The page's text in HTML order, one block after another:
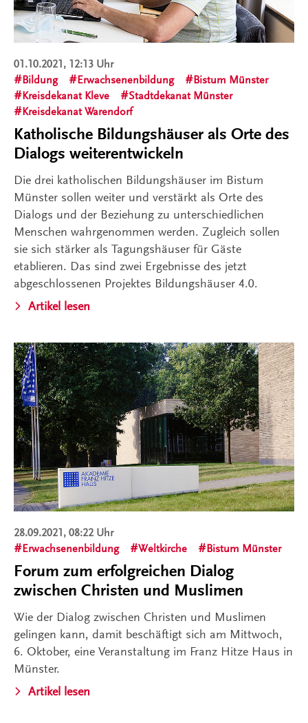
01.10.2021, 12:13 Uhr
Bildung
Erwachsenenbildung
Bistum Münster
Kreisdekanat Kleve
Stadtdekanat Münster
Kreisdekanat Warendorf
Katholische Bildungshäuser als Orte des
Dialogs weiterentwickeln
Die drei katholischen Bildungshäuser im Bistum
Münster sollen weiter und verstärkt als Orte des
Dialogs und der Beziehung zu unterschiedlichen
Menschen wahrgenommen werden. Zugleich sollen
sie sich stärker als Tagungshäuser für Gäste
etablieren. Das sind zwei Ergebnisse des jetzt
abgeschlossenen Projektes Bildungshäuser 4.0.
Artikel lesen
28.09.2021, 08:22 Uhr
Erwachsenenbildung
Weltkirche Bistum Münster
Forum zum erfolgreichen Dialog
zwischen Christen und Muslimen
Wie der Dialog zwischen Christen und Muslimen
gelingen kann, damit beschäftigt sich am Mittwoch,
6. Oktober, eine Veranstaltung im Franz Hitze Haus in
Münster.
Artikel lesen